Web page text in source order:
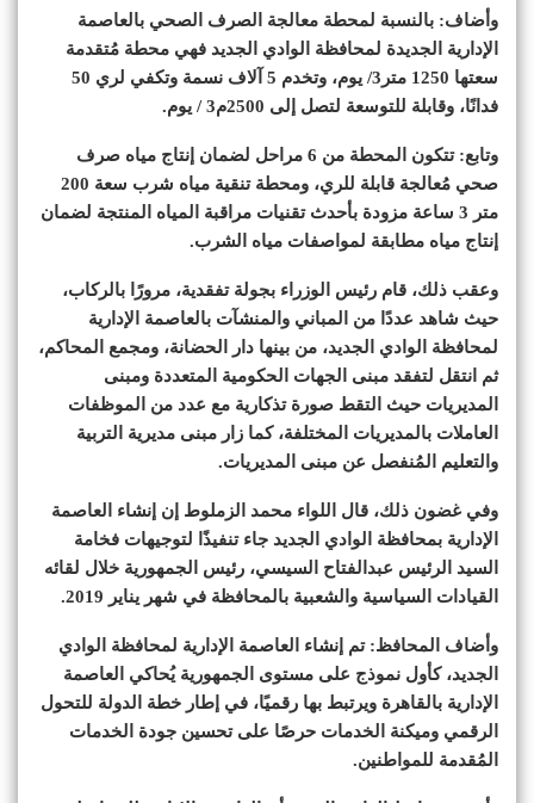
وأضاف: بالنسبة لمحطة معالجة الصرف الصحي بالعاصمة
الإدارية الجديدة لمحافظة الوادي الجديد فهي محطة مُتقدمة
سعتها 1250 متر3/ يوم، وتخدم 5 آلاف نسمة وتكفي لري 50
فدانًا، وقابلة للتوسعة لتصل إلى 2500م3 / يوم.
وتابع: تتكون المحطة من 6 مراحل لضمان إنتاج مياه صرف
صحي مُعالجة قابلة للري، ومحطة تنقية مياه شرب سعة 200
متر 3 ساعة مزودة بأحدث تقنيات مراقبة المياه المنتجة لضمان
إنتاج مياه مطابقة لمواصفات مياه الشرب.
وعقب ذلك، قام رئيس الوزراء بجولة تفقدية، مرورًا بالركاب،
حيث شاهد عددًا من المباني والمنشآت بالعاصمة الإدارية
لمحافظة الوادي الجديد، من بينها دار الحضانة، ومجمع المحاكم،
ثم انتقل لتفقد مبنى الجهات الحكومية المتعددة ومبنى
المديريات حيث التقط صورة تذكارية مع عدد من الموظفات
العاملات بالمديريات المختلفة، كما زار مبنى مديرية التربية
والتعليم المُنفصل عن مبنى المديريات.
وفي غضون ذلك، قال اللواء محمد الزملوط إن إنشاء العاصمة
الإدارية بمحافظة الوادي الجديد جاء تنفيذًا لتوجيهات فخامة
السيد الرئيس عبدالفتاح السيسي، رئيس الجمهورية خلال لقائه
القيادات السياسية والشعبية بالمحافظة في شهر يناير 2019.
وأضاف المحافظ: تم إنشاء العاصمة الإدارية لمحافظة الوادي
الجديد، كأول نموذج على مستوى الجمهورية يُحاكي العاصمة
الإدارية بالقاهرة ويرتبط بها رقميًا، في إطار خطة الدولة للتحول
الرقمي وميكنة الخدمات حرصًا على تحسين جودة الخدمات
المُقدمة للمواطنين.